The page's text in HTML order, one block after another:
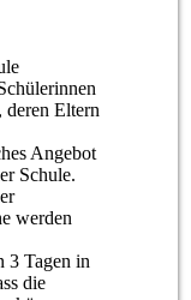
deren Eltern
Angebot
Schule.
werden
3 Tagen in
die